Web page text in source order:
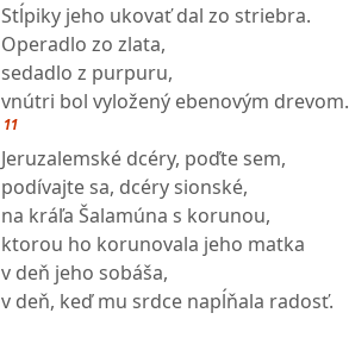
Stĺpiky jeho ukovať dal zo striebra.
Operadlo zo zlata,
sedadlo z purpuru,
vnútri bol vyložený ebenovým drevom.
11
Jeruzalemské dcéry, poďte sem,
podívajte sa, dcéry sionské,
na kráľa Šalamúna s korunou,
ktorou ho korunovala jeho matka
v deň jeho sobáša,
v deň, keď mu srdce napĺňala radosť.